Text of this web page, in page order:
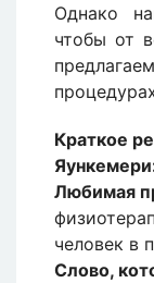
Однако
чтобы от
Краткое
Любимая
человек в
Слово,